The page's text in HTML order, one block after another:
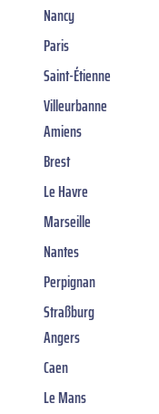
Nancy
Paris
Saint-Étienne
Villeurbanne
Amiens
Brest
Le Havre
Marseille
Nantes
Perpignan
Straßburg
Angers
Caen
Le Mans